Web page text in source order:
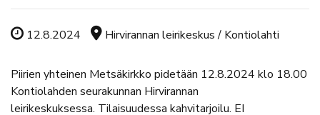
Tapahtuman ajankohta
12.8.2024 Tapahtuman sijainti
Hirvirannan leirikeskus / Kontiolahti
Piirien yhteinen Metsäkirkko pidetään 12.8.2024 klo 18.00
Kontiolahden seurakunnan Hirvirannan
leirikeskuksessa. Tilaisuudessa kahvitarjoilu. EI